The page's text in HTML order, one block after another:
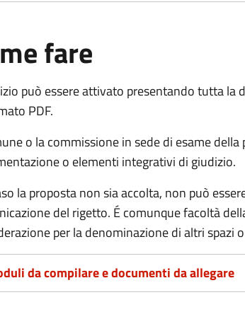
fare
può essere attivato presentando tutta la
PDF.
o la commissione in sede di esame
o elementi integrativi di giudizio.
la proposta non sia accolta, non può
del rigetto. É comunque facoltà
per la denominazione di altri spazi
da compilare e documenti da allegare